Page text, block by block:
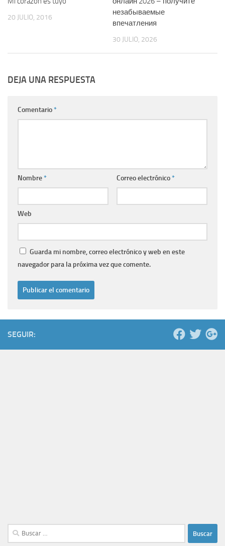
20 JULIO, 2016
незабываемые
впечатления
30 JULIO, 2026
DEJA UNA RESPUESTA
Comentario*
Nombre* Correo electrónico*
Web
Guarda mi nombre, correo electrónico y web en este
navegador para la próxima vez que comente.
SEGUIR:
Buscar: